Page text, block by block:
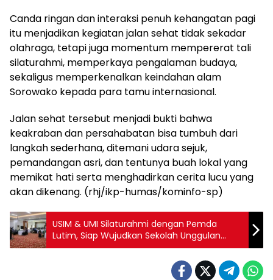
Canda ringan dan interaksi penuh kehangatan pagi
itu menjadikan kegiatan jalan sehat tidak sekadar
olahraga, tetapi juga momentum mempererat tali
silaturahmi, memperkaya pengalaman budaya,
sekaligus memperkenalkan keindahan alam
Sorowako kepada para tamu internasional.
Jalan sehat tersebut menjadi bukti bahwa
keakraban dan persahabatan bisa tumbuh dari
langkah sederhana, ditemani udara sejuk,
pemandangan asri, dan tentunya buah lokal yang
memikat hati serta menghadirkan cerita lucu yang
akan dikenang. (rhj/ikp-humas/kominfo-sp)
USIM & UMI Silaturahmi dengan Pemda
Lutim, Siap Wujudkan Sekolah Unggulan
Berkelas Dunia